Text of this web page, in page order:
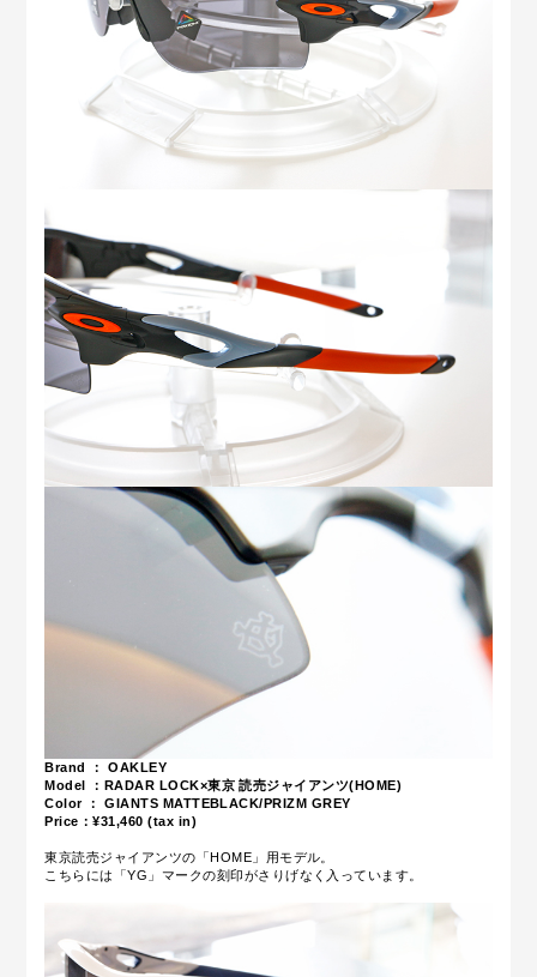
Brand ： OAKLEY
Model ：RADAR LOCK×東京 読売ジャイアンツ(HOME)
Color ： GIANTS MATTEBLACK/PRIZM GREY
Price：¥31,460 (tax in)
東京読売ジャイアンツの「HOME」用モデル。
こちらには
「YG」マークの刻印がさりげなく入っています。